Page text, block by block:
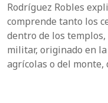
Rodríguez Robles
comprende tanto los
dentro de los
militar, originado en
agrícolas o del